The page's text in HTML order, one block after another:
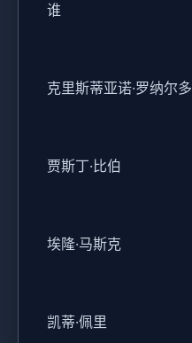
谁
克里斯蒂亚诺·罗纳尔多
贾斯丁·比伯
埃隆·马斯克
凯蒂·佩里